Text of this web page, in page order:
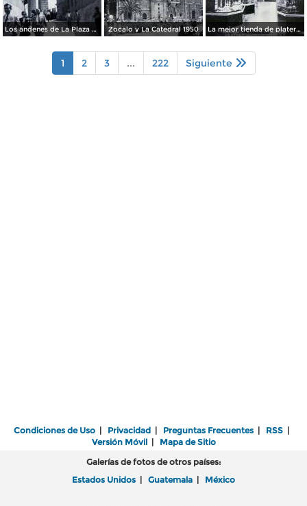
Los andenes de La Plaza de toros Ciudad de México 1950 Zocalo y La Catedral 1950 La mejor tienda de plateria.
1 2 3 ... 222 Siguiente
Condiciones de Uso | Privacidad | Preguntas Frecuentes | RSS |
Versión Móvil| Mapa de Sitio
Galerías de fotos de otros países:
Estados Unidos | Guatemala | México